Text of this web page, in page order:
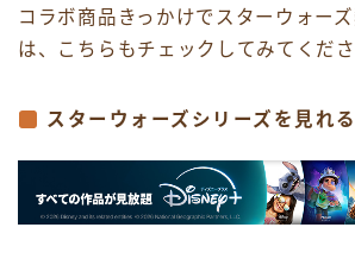
コラボ商品きっかけでスターウォー
は、こちらもチェックしてみてくださ
スターウォーズシリーズを見れ